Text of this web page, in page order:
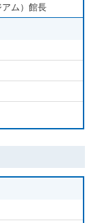
ム）館長